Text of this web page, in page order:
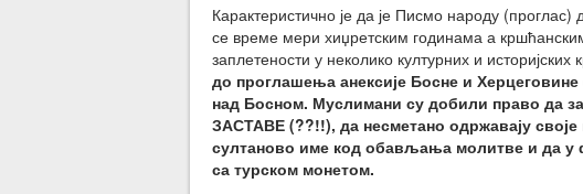
Карактеристично је да је Писмо народу
се време мери хиџретским годинама а
заплетености у неколико културних и историјских
до проглашења анексије Босне и
над Босном. Муслимани су добили право да
ЗАСТАВЕ (??!!), да несметано одржавају
султаново име код обављања молитве и да у
са турском монетом.